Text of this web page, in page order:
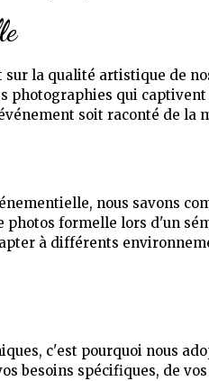
la qualité artistique de
photographies qui
soit raconté de la
nous savons
photos formelle lors d'un
à différents
c'est pourquoi nous
besoins spécifiques, de